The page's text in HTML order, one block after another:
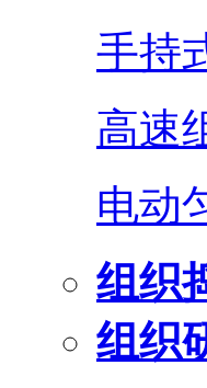
手持
高速
电动
组织
组织